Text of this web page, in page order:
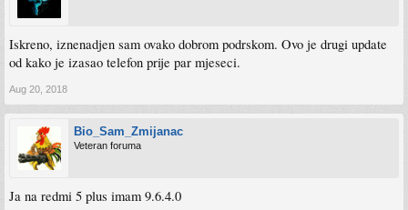
Iskreno, iznenadjen sam ovako dobrom podrskom. Ovo je drugi update
od kako je izasao telefon prije par mjeseci.
Aug 20, 2018
Bio_Sam_Zmijanac
Veteran foruma
Ja na redmi 5 plus imam 9.6.4.0